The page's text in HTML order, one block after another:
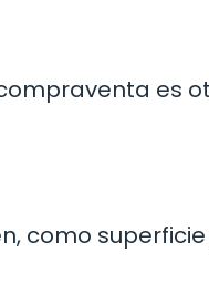
es
como